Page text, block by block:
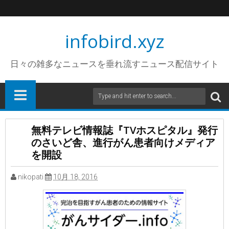
infobird.xyz
日々の雑多なニュースを垂れ流すニュース配信サイト
無料テレビ情報誌『TVホスピタル』発行
のさいど舎、進行がん患者向けメディア
を開設
nikopati 10月 18, 2016